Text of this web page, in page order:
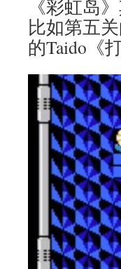
《彩虹岛
比如第五
的Taido《